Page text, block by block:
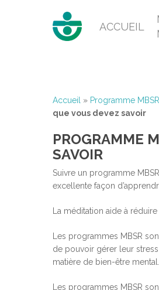
ACCUEIL
Accueil » Programme
que vous devez savoir
PROGRAMME
SAVOIR
Suivre un programme
excellente façon
La méditation aide à
Les programmes MBSR
de pouvoir gérer leur
matière de bien-être mental.
Les programmes MBSR